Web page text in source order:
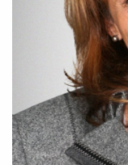
verstehen,
Google
Name: